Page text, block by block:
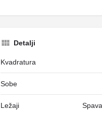
Detalji
Kvadratura
Sobe
Ležaji